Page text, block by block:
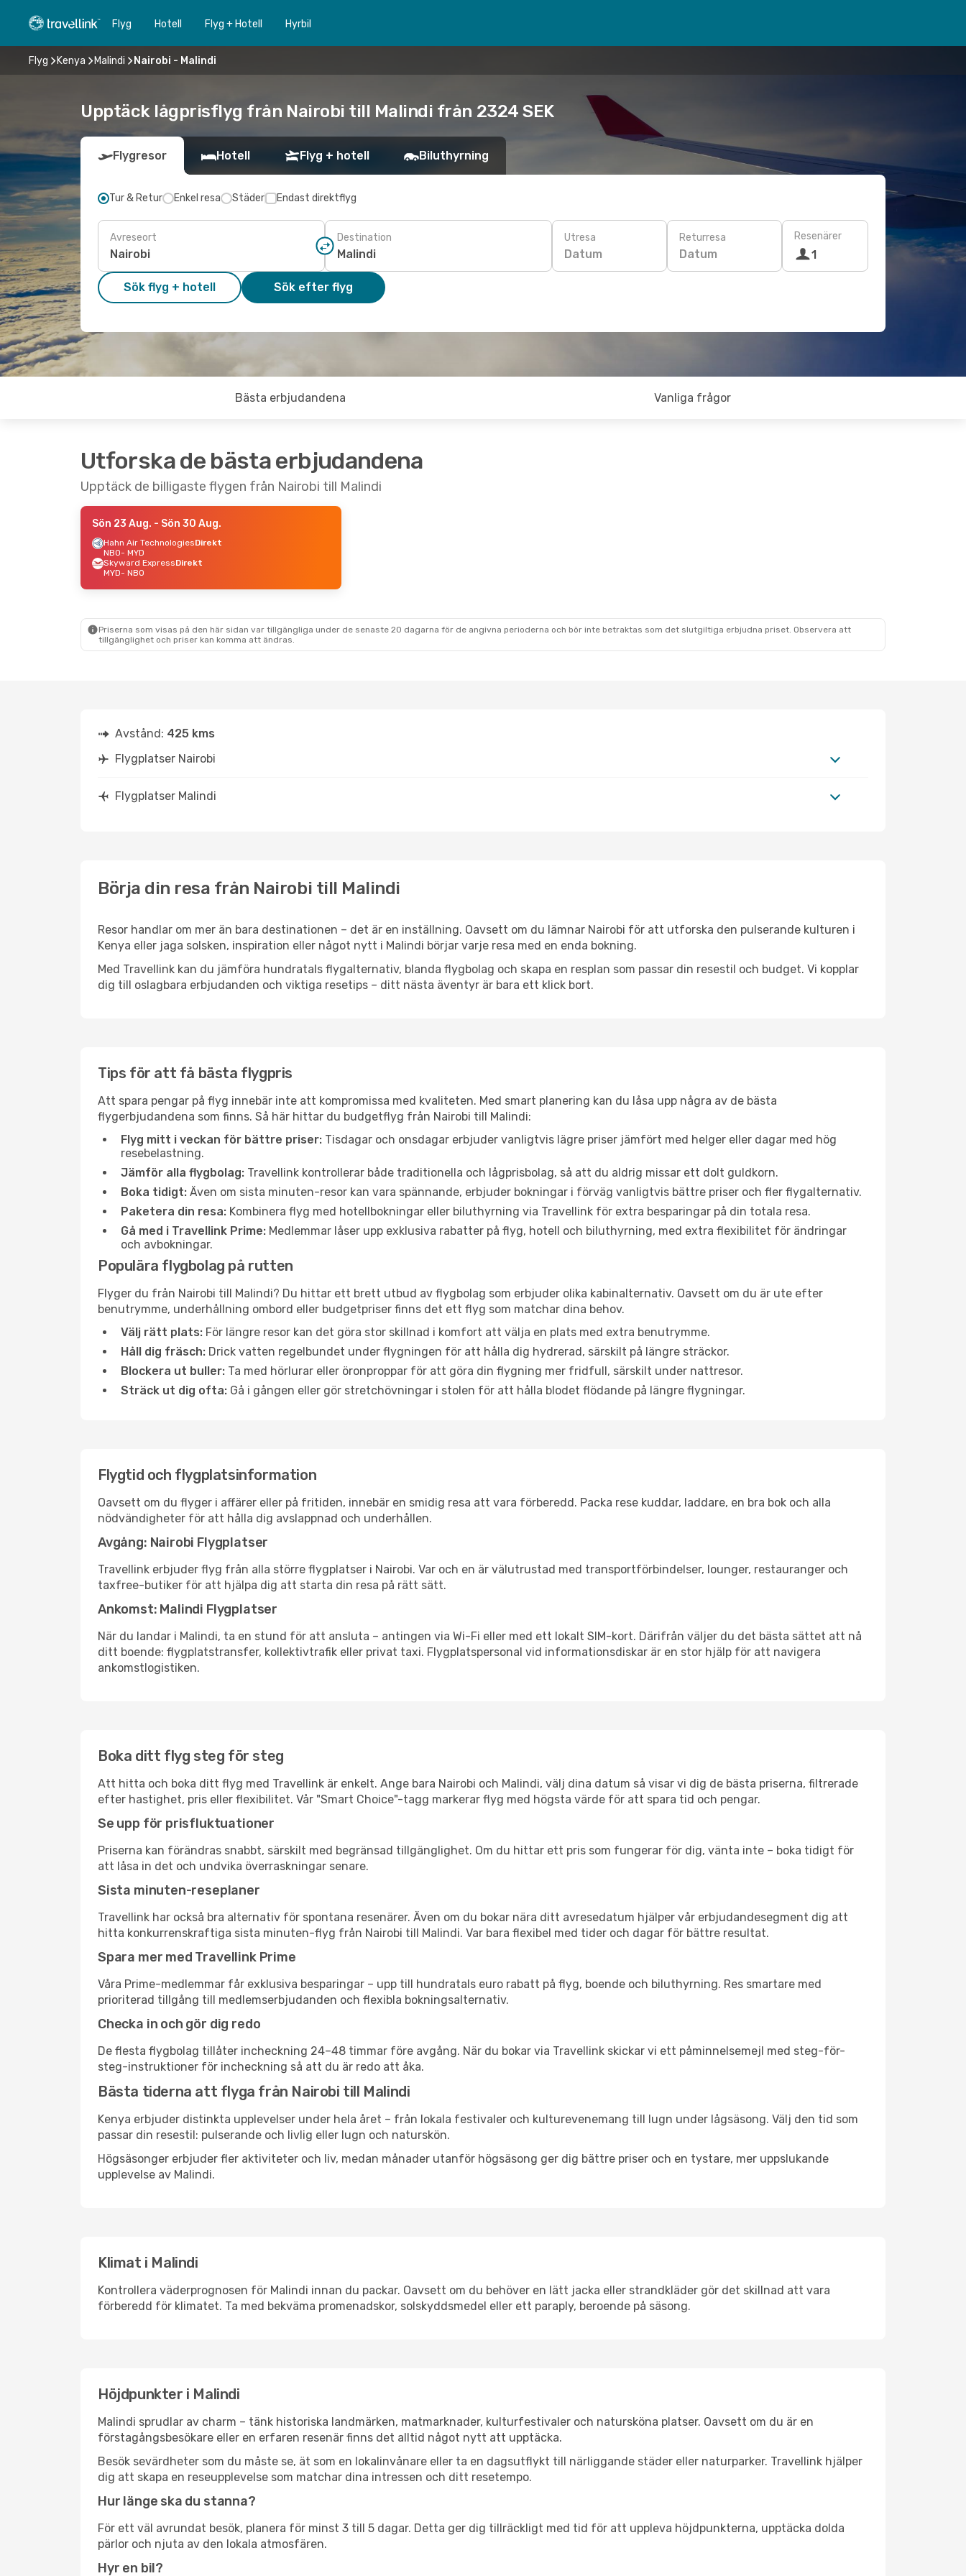
Flyg Hotell Flyg + Hotell Hyrbil
Flyg Kenya Malindi Nairobi - Malindi
Upptäck lågprisflyg från Nairobi till Malindi från 2324 SEK
Flygresor Hotell Flyg + hotell Biluthyrning
Tur & Retur Enkel resa Städer Endast direktflyg
Avreseort Destination Utresa
Datum
Returresa
Datum
Resenärer
1
Sök flyg + hotell Sök efter flyg
Bästa erbjudandena Vanliga frågor
Utforska de bästa erbjudandena
Upptäck de billigaste flygen från Nairobi till Malindi
Sön 23 Aug. - Sön 30 Aug.
Hahn Air TechnologiesDirekt
NBO- MYD
Skyward ExpressDirekt
MYD- NBO
Priserna som visas på den här sidan var tillgängliga under de senaste 20 dagarna för de angivna perioderna och bör inte betraktas som det slutgiltiga erbjudna priset. Observera att
tillgänglighet och priser kan komma att ändras.
Avstånd: 425 kms
Flygplatser Nairobi
Flygplatser Malindi
Börja din resa från Nairobi till Malindi
Resor handlar om mer än bara destinationen – det är en inställning. Oavsett om du lämnar Nairobi för att utforska den pulserande kulturen i
Kenya eller jaga solsken, inspiration eller något nytt i Malindi börjar varje resa med en enda bokning.
Med Travellink kan du jämföra hundratals flygalternativ, blanda flygbolag och skapa en resplan som passar din resestil och budget. Vi kopplar
dig till oslagbara erbjudanden och viktiga resetips – ditt nästa äventyr är bara ett klick bort.
Tips för att få bästa flygpris
Att spara pengar på flyg innebär inte att kompromissa med kvaliteten. Med smart planering kan du låsa upp några av de bästa
flygerbjudandena som finns. Så här hittar du budgetflyg från Nairobi till Malindi:
Flyg mitt i veckan för bättre priser: Tisdagar och onsdagar erbjuder vanligtvis lägre priser jämfört med helger eller dagar med hög
resebelastning.
Jämför alla flygbolag: Travellink kontrollerar både traditionella och lågprisbolag, så att du aldrig missar ett dolt guldkorn.
Boka tidigt: Även om sista minuten-resor kan vara spännande, erbjuder bokningar i förväg vanligtvis bättre priser och fler flygalternativ.
Paketera din resa: Kombinera flyg med hotellbokningar eller biluthyrning via Travellink för extra besparingar på din totala resa.
Gå med i Travellink Prime: Medlemmar låser upp exklusiva rabatter på flyg, hotell och biluthyrning, med extra flexibilitet för ändringar
och avbokningar.
Populära flygbolag på rutten
Flyger du från Nairobi till Malindi? Du hittar ett brett utbud av flygbolag som erbjuder olika kabinalternativ. Oavsett om du är ute efter
benutrymme, underhållning ombord eller budgetpriser finns det ett flyg som matchar dina behov.
Välj rätt plats: För längre resor kan det göra stor skillnad i komfort att välja en plats med extra benutrymme.
Håll dig fräsch: Drick vatten regelbundet under flygningen för att hålla dig hydrerad, särskilt på längre sträckor.
Blockera ut buller: Ta med hörlurar eller öronproppar för att göra din flygning mer fridfull, särskilt under nattresor.
Sträck ut dig ofta: Gå i gången eller gör stretchövningar i stolen för att hålla blodet flödande på längre flygningar.
Flygtid och flygplatsinformation
Oavsett om du flyger i affärer eller på fritiden, innebär en smidig resa att vara förberedd. Packa rese kuddar, laddare, en bra bok och alla
nödvändigheter för att hålla dig avslappnad och underhållen.
Avgång: Nairobi Flygplatser
Travellink erbjuder flyg från alla större flygplatser i Nairobi. Var och en är välutrustad med transportförbindelser, lounger, restauranger och
taxfree-butiker för att hjälpa dig att starta din resa på rätt sätt.
Ankomst: Malindi Flygplatser
När du landar i Malindi, ta en stund för att ansluta – antingen via Wi-Fi eller med ett lokalt SIM-kort. Därifrån väljer du det bästa sättet att nå
ditt boende: flygplatstransfer, kollektivtrafik eller privat taxi. Flygplatspersonal vid informationsdiskar är en stor hjälp för att navigera
ankomstlogistiken.
Boka ditt flyg steg för steg
Att hitta och boka ditt flyg med Travellink är enkelt. Ange bara Nairobi och Malindi, välj dina datum så visar vi dig de bästa priserna, filtrerade
efter hastighet, pris eller flexibilitet. Vår "Smart Choice"-tagg markerar flyg med högsta värde för att spara tid och pengar.
Se upp för prisfluktuationer
Priserna kan förändras snabbt, särskilt med begränsad tillgänglighet. Om du hittar ett pris som fungerar för dig, vänta inte – boka tidigt för
att låsa in det och undvika överraskningar senare.
Sista minuten-reseplaner
Travellink har också bra alternativ för spontana resenärer. Även om du bokar nära ditt avresedatum hjälper vår erbjudandesegment dig att
hitta konkurrenskraftiga sista minuten-flyg från Nairobi till Malindi. Var bara flexibel med tider och dagar för bättre resultat.
Spara mer med Travellink Prime
Våra Prime-medlemmar får exklusiva besparingar – upp till hundratals euro rabatt på flyg, boende och biluthyrning. Res smartare med
prioriterad tillgång till medlemserbjudanden och flexibla bokningsalternativ.
Checka in och gör dig redo
De flesta flygbolag tillåter incheckning 24–48 timmar före avgång. När du bokar via Travellink skickar vi ett påminnelsemejl med steg-för-
steg-instruktioner för incheckning så att du är redo att åka.
Bästa tiderna att flyga från Nairobi till Malindi
Kenya erbjuder distinkta upplevelser under hela året – från lokala festivaler och kulturevenemang till lugn under lågsäsong. Välj den tid som
passar din resestil: pulserande och livlig eller lugn och naturskön.
Högsäsonger erbjuder fler aktiviteter och liv, medan månader utanför högsäsong ger dig bättre priser och en tystare, mer uppslukande
upplevelse av Malindi.
Klimat i Malindi
Kontrollera väderprognosen för Malindi innan du packar. Oavsett om du behöver en lätt jacka eller strandkläder gör det skillnad att vara
förberedd för klimatet. Ta med bekväma promenadskor, solskyddsmedel eller ett paraply, beroende på säsong.
Höjdpunkter i Malindi
Malindi sprudlar av charm – tänk historiska landmärken, matmarknader, kulturfestivaler och natursköna platser. Oavsett om du är en
förstagångsbesökare eller en erfaren resenär finns det alltid något nytt att upptäcka.
Besök sevärdheter som du måste se, ät som en lokalinvånare eller ta en dagsutflykt till närliggande städer eller naturparker. Travellink hjälper
dig att skapa en reseupplevelse som matchar dina intressen och ditt resetempo.
Hur länge ska du stanna?
För ett väl avrundat besök, planera för minst 3 till 5 dagar. Detta ger dig tillräckligt med tid för att uppleva höjdpunkterna, upptäcka dolda
pärlor och njuta av den lokala atmosfären.
Hyr en bil?